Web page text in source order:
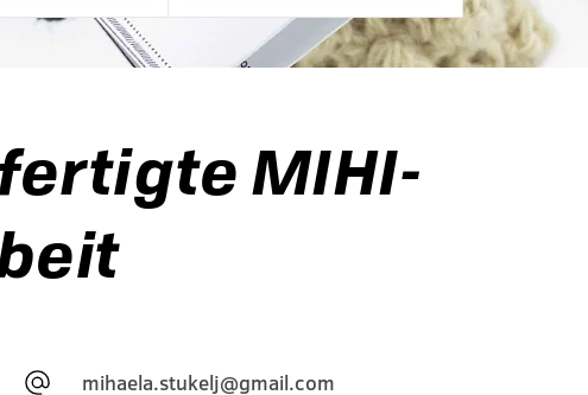
MIHI-
mihaela.stukelj@gmail.com